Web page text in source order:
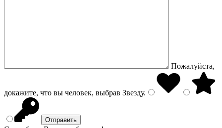
Пожалуйста,
докажите, что вы человек, выбрав Звезду.